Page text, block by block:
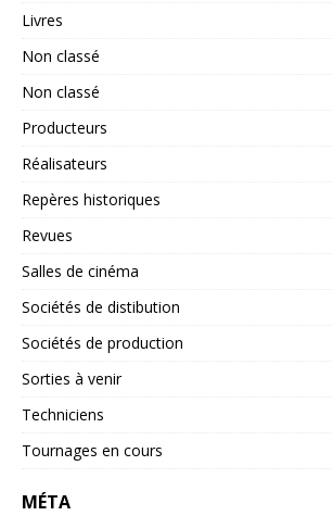
Livres
Non classé
Non classé
Producteurs
Réalisateurs
Repères historiques
Revues
Salles de cinéma
Sociétés de distibution
Sociétés de production
Sorties à venir
Techniciens
Tournages en cours
MÉTA